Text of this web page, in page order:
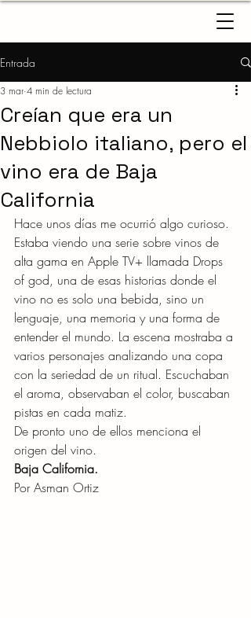
Entrada
Creían que era un
Nebbiolo italiano, pero el
vino era de Baja
California
3 mar 4 min de lectura
Hace unos días me ocurrió algo curioso.
Estaba viendo una serie sobre vinos de
alta gama en Apple TV+ llamada Drops
of god, una de esas historias donde el
vino no es solo una bebida, sino un
lenguaje, una memoria y una forma de
entender el mundo. La escena mostraba a
varios personajes analizando una copa
con la seriedad de un ritual. Escuchaban
el aroma, observaban el color, buscaban
pistas en cada matiz.
De pronto uno de ellos menciona el
origen del vino.
Baja California.
Por Asman Ortiz